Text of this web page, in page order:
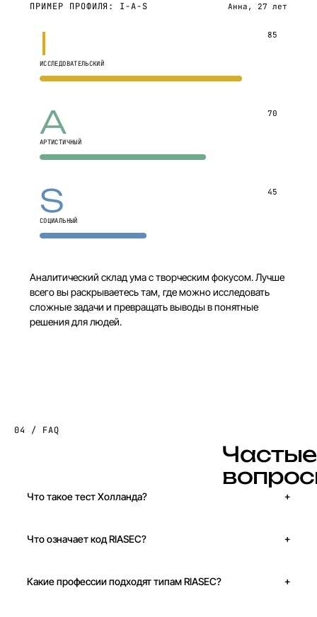
ПРИМЕР ПРОФИЛЯ: I-A-S Анна, 27 лет
I 85
ИССЛЕДОВАТЕЛЬСКИЙ
A 70
АРТИСТИЧНЫЙ
S 45
СОЦИАЛЬНЫЙ
Аналитический склад ума с творческим фокусом. Лучше
всего вы раскрываетесь там, где можно исследовать
сложные задачи и превращать выводы в понятные
решения для людей.
04 / FAQ
Частые
вопрос
Что такое тест Холланда?
Что означает код RIASEC?
Какие профессии подходят типам RIASEC?